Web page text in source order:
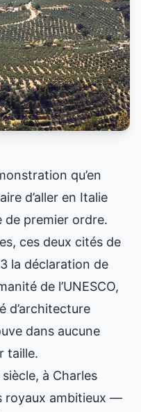
qu’en
d’aller en Italie
de premier ordre.
ces deux cités de
la déclaration de
de l’UNESCO,
d’architecture
dans aucune
taille.
à Charles
royaux ambitieux —